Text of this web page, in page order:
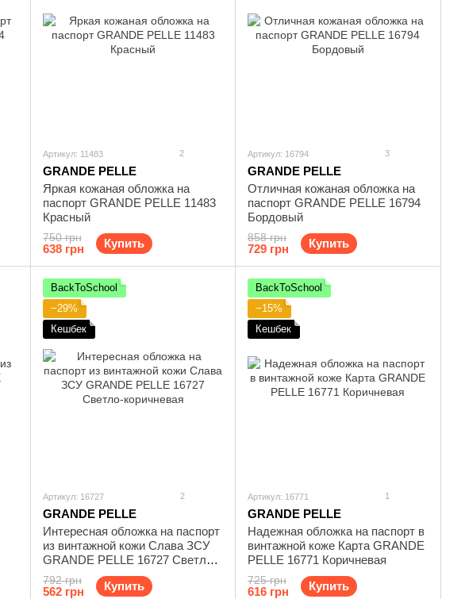
Артикул: 11483 2
GRANDE PELLE
Яркая кожаная обложка на
паспорт GRANDE PELLE 11483
Красный
750 грн
638 грн Купить
Артикул: 16794 3
GRANDE PELLE
Отличная кожаная обложка на
паспорт GRANDE PELLE 16794
Бордовый
858 грн
729 грн Купить
BackToSchool
−29%
Кешбек
Артикул: 16727 2
GRANDE PELLE
Интересная обложка на паспорт
из винтажной кожи Слава ЗСУ
GRANDE PELLE 16727 Светло-
коричневая
792 грн
562 грн Купить
BackToSchool
−15%
Кешбек
Артикул: 16771 1
GRANDE PELLE
Надежная обложка на паспорт в
винтажной коже Карта GRANDE
PELLE 16771 Коричневая
725 грн
616 грн Купить